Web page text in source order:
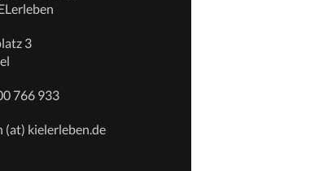
3
766 933
(at) kielerleben.de